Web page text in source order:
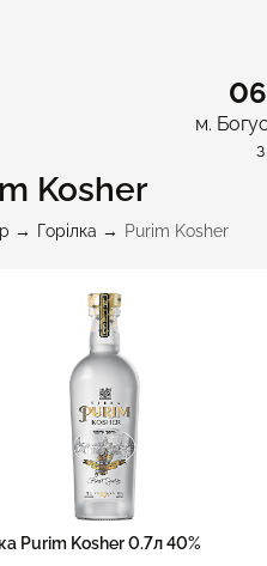
м.
Kosher
Горілка Purim Kosher
Purim Kosher 0.7л 40%